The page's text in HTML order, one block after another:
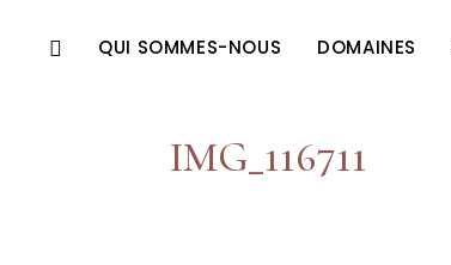
QUI SOMMES-NOUS DOMAINES
IMG_116711